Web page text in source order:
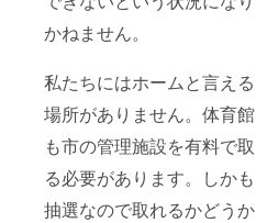
かねません。
私たちにはホームと言える
場所がありません。体育館
も市の管理施設を有料で取
る必要があります。しかも
抽選なので取れるかどうか